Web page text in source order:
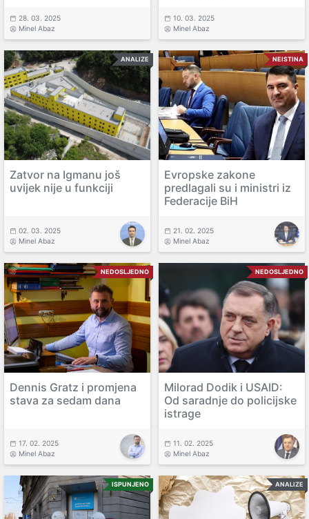
28. 03. 2025
Minel Abaz
10. 03. 2025
Minel Abaz
ANALIZE
Zatvor na Igmanu još
uvijek nije u funkciji
02. 03. 2025
Minel Abaz
NEISTINA
Evropske zakone
predlagali su i ministri iz
Federacije BiH
21. 02. 2025
Minel Abaz
NEDOSLJEDNO
Dennis Gratz i promjena
stava za sedam dana
17. 02. 2025
Minel Abaz
NEDOSLJEDNO
Milorad Dodik i USAID:
Od saradnje do policijske
istrage
11. 02. 2025
Minel Abaz
ISPUNJENO ANALIZE